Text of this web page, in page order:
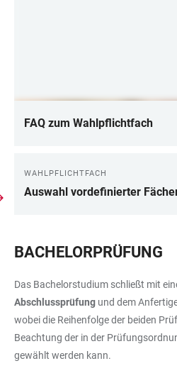
FAQ zum Wahlpflichtfach
WAHLPFLICHTFACH
Auswahl vordefinierter
BACHELORPRÜFUNG
Das Bachelorstudium schließt mit
Abschlussprüfung und dem
wobei die Reihenfolge der beiden
Beachtung der in der
gewählt werden kann.